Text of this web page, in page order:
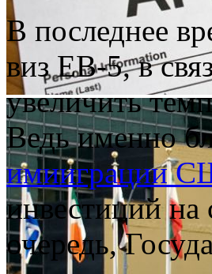
В последнее
виз EB-5, в
увеличить
Ведь именно
имииграции
инвестиций
очередь,